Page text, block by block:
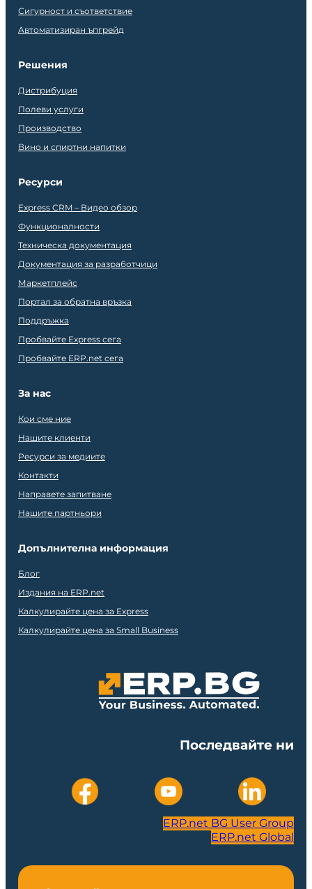
Сигурност и съответствие
Автоматизиран ъпгрейд
Решения
Дистрибуция
Полеви услуги
Производство
Вино и спиртни напитки
Ресурси
Express CRM – Видео обзор
Функционалности
Техническа документация
Документация за разработчици
Маркетплейс
Портал за обратна връзка
Поддръжка
Пробвайте Express сега
Пробвайте ERP.net сега
За нас
Кои сме ние
Нашите клиенти
Ресурси за медиите
Контакти
Направете запитване
Нашите партньори
Допълнителна информация
Блог
Издания на ERP.net
Калкулирайте цена за Express
Калкулирайте цена за Small Business
Последвайте ни
ERP.net BG User Group
ERP.net Global